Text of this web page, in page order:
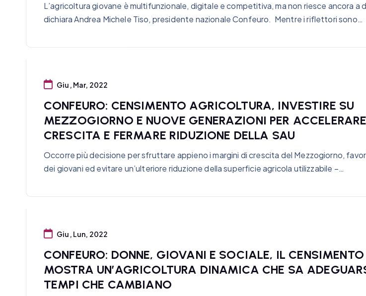
L’agricoltura giovane è multifunzionale, digitale e competitiva, ma non riesce ancora a
dichiara Andrea Michele Tiso, presidente nazionale Confeuro. Mentre i riflettori sono…
Giu, Mar, 2022
CONFEURO: CENSIMENTO AGRICOLTURA, INVESTIRE SU
MEZZOGIORNO E NUOVE GENERAZIONI PER ACCELERARE
CRESCITA E FERMARE RIDUZIONE DELLA SAU
Occorre più decisione per sfruttare appieno i margini di crescita del Mezzogiorno,
dei giovani ed evitare un’ulteriore riduzione della superficie agricola utilizzabile –…
Giu, Lun, 2022
CONFEURO: DONNE, GIOVANI E SOCIALE, IL
MOSTRA UN’AGRICOLTURA DINAMICA CHE SA
TEMPI CHE CAMBIANO